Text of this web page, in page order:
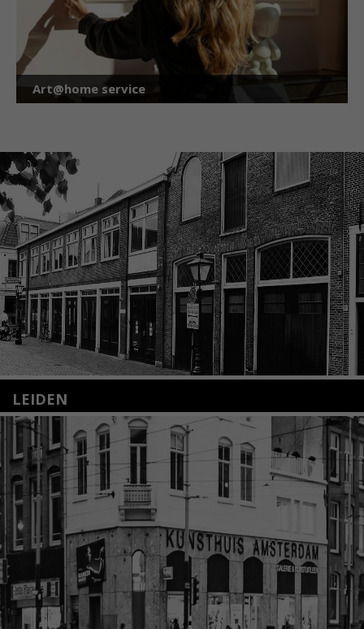
Art@home service
LEIDEN
Nieuwstraat 35
2312 KA Leiden
+31(0)71 – 52 84 480
info@kunsthuisleiden.nl
Lees meer